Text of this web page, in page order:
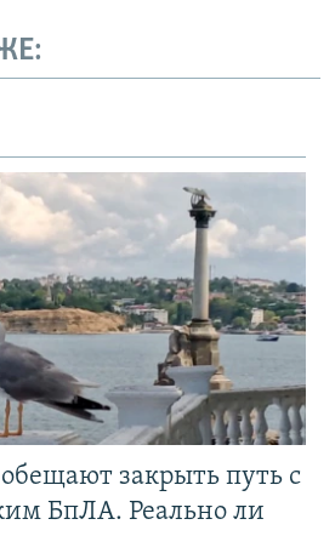
закрыть путь с
БпЛА. Реально ли